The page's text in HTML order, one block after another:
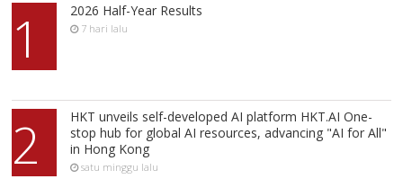
1 2026 Half-Year Results
7 hari lalu
2
HKT unveils self-developed AI platform HKT.AI One-
stop hub for global AI resources, advancing "AI for All"
in Hong Kong
satu minggu lalu